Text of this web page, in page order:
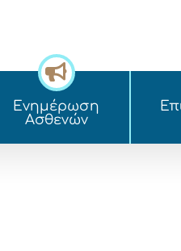
Ενημέρωση
Ασθενών